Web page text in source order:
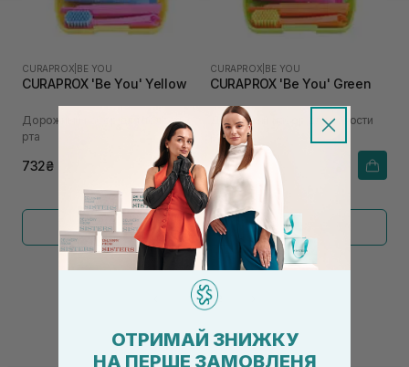
CURAPROX BE YOU
CURAPROX 'Be You' Yellow
Дорожный набор для полости
рта
732₴
CURAPROX BE YOU
CURAPROX 'Be You' Green
Дорожный набор для полости
рта
732₴
Показать больше
1 2
ОТРИМАЙ ЗНИЖКУ
НА ПЕРШЕ ЗАМОВЛЕНЯ